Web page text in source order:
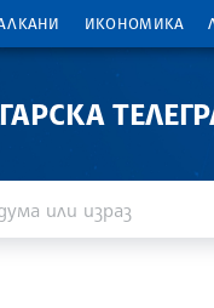
ИКОНОМИКА